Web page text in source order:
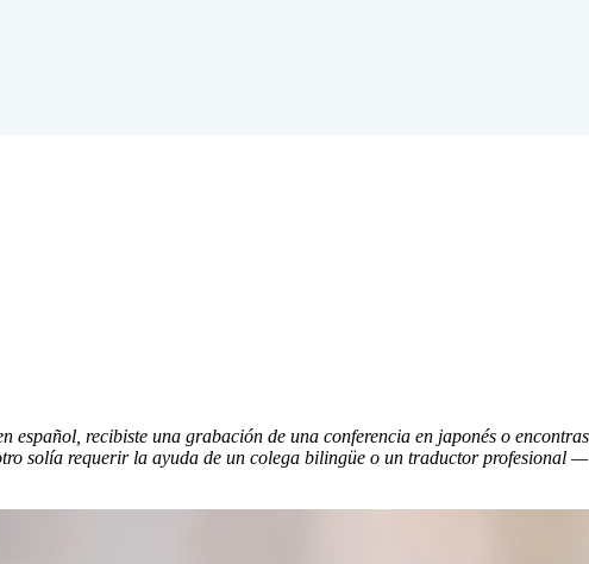
recibiste una grabación de una conferencia en japonés o
solía requerir la ayuda de un colega bilingüe o un traductor profesional